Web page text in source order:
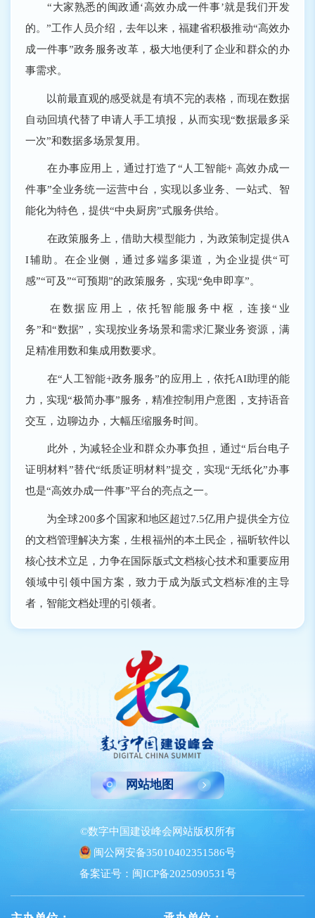
“大家熟悉的闽政通‘高效办成一件事’就是我们开发
的。”工作人员介绍，去年以来，福建省积极推动“高效办
成一件事”政务服务改革，极大地便利了企业和群众的办
事需求。
以前最直观的感受就是有填不完的表格，而现在数据
自动回填代替了申请人手工填报，从而实现“数据最多采
一次”和数据多场景复用。
在办事应用上，通过打造了“人工智能+ 高效办成一
件事”全业务统一运营中台，实现以多业务、一站式、智
能化为特色，提供“中央厨房”式服务供给。
在政策服务上，借助大模型能力，为政策制定提供A
I辅助。在企业侧，通过多端多渠道，为企业提供“可
感”“可及”“可预期”的政策服务，实现“免申即享”。
在数据应用上，依托智能服务中枢，连接“业
务”和“数据”，实现按业务场景和需求汇聚业务资源，满
足精准用数和集成用数要求。
在“人工智能+政务服务”的应用上，依托AI助理的能
力，实现“极简办事”服务，精准控制用户意图，支持语音
交互，边聊边办，大幅压缩服务时间。
此外，为减轻企业和群众办事负担，通过“后台电子
证明材料”替代“纸质证明材料”提交，实现“无纸化”办事
也是“高效办成一件事”平台的亮点之一。
为全球200多个国家和地区超过7.5亿用户提供全方位
的文档管理解决方案，生根福州的本土民企，福昕软件以
核心技术立足，力争在国际版式文档核心技术和重要应用
领域中引领中国方案，致力于成为版式文档标准的主导
者，智能文档处理的引领者。
网站地图
©数字中国建设峰会网站版权所有
闽公网安备35010402351586号
备案证号：闽ICP备2025090531号